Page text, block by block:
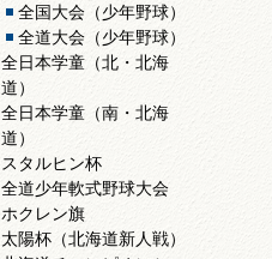
全国大会（少年野球）
全道大会（少年野球）
全日本学童（北・北海
道）
全日本学童（南・北海
道）
スタルヒン杯
全道少年軟式野球大会
ホクレン旗
太陽杯（北海道新人戦）